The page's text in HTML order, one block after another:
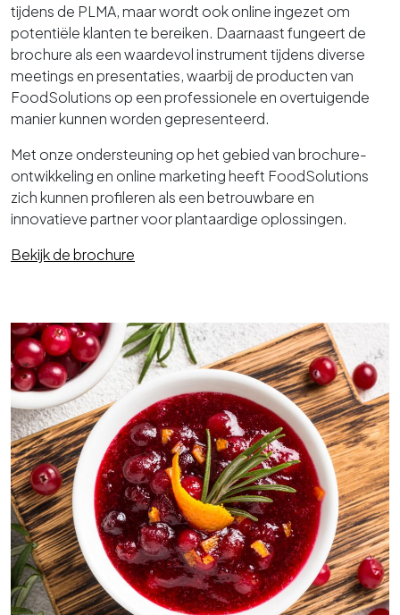
tijdens de PLMA, maar wordt ook online ingezet om
potentiële klanten te bereiken. Daarnaast fungeert de
brochure als een waardevol instrument tijdens diverse
meetings en presentaties, waarbij de producten van
FoodSolutions op een professionele en overtuigende
manier kunnen worden gepresenteerd.
Met onze ondersteuning op het gebied van brochure-
ontwikkeling en online marketing heeft FoodSolutions
zich kunnen profileren als een betrouwbare en
innovatieve partner voor plantaardige oplossingen.
Bekijk de brochure